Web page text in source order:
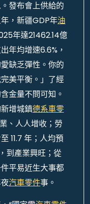
發布會上供給的
，新疆GDP年油
年達21462.14億
年均增速6.6%，
愛缺乏彈性。你的
美平衡。」了經
金量不問可知。
增城鎮德系車零
、人人增收；勞
11.7 年；人均預
到產業興旺；從
平易近生大事都
汽車零件事。